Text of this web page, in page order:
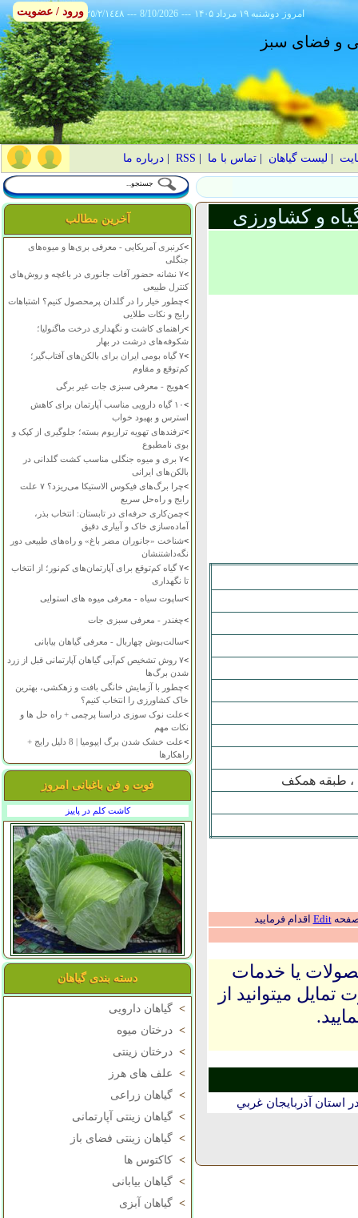
٢٥/٢/١٤٤٨ --- 8/10/2026 --- ۱۴۰۵ دوشنبه ۱۹ مرداد امروز
و فضای سبز
لیست گیاهان |تماس با ما RSS
|درباره ما
آخرین مطالب
>کرنبری آمریکایی - معرفی بری‌ها و میوه‌های
جنگلی
>
۷ نشانه حضور آفات جانوری در باغچه و روش‌های
کنترل طبیعی
>چطور خیار را در گلدان پرمحصول کنیم؟ اشتباهات
رایج و نکات طلایی
>راهنمای کاشت و نگهداری درخت ماگنولیا؛
شکوفه‌های درشت در بهار
>
۷ گیاه بومی ایران برای بالکن‌های آفتاب‌گیر؛
کم‌توقع و مقاوم
>هویج - معرفی سبزی جات غیر برگی
>
۱۰ گیاه دارویی مناسب آپارتمان برای کاهش
استرس و بهبود خواب
>ترفندهای تهویه تراریوم بسته؛ جلوگیری از کپک و
بوی نامطبوع
>
۷ بری و میوه جنگلی مناسب کشت گلدانی در
بالکن‌های ایرانی
>
چرا برگ‌های فیکوس الاستیکا می‌ریزد؟ ۷ علت
رایج و راه‌حل سریع
>چمن‌کاری حرفه‌ای در تابستان: انتخاب بذر،
آماده‌سازی خاک و آبیاری دقیق
>شناخت «جانوران مضر باغ» و راه‌های طبیعی دور
نگه‌داشتنشان
>
۷ گیاه کم‌توقع برای آپارتمان‌های کم‌نور؛ از انتخاب
تا نگهداری
>ساپوت سیاه - معرفی میوه های استوایی
>چغندر - معرفی سبزی جات
>سالت‌بوش چهاربال - معرفی گیاهان بیابانی
>
۷ روش تشخیص کم‌آبی گیاهان آپارتمانی قبل از زرد
شدن برگ‌ها
>چطور با آزمایش خانگی بافت و زهکشی، بهترین
خاک کشاورزی را انتخاب کنیم؟
>علت نوک سوزی دراسنا پرچمی + راه حل ها و
نکات مهم
>
علت خشک شدن برگ ایپومیا | 8 دلیل رایج +
راهکارها
فوت و فن باغبانی امروز
کاشت کلم در پاییز
دسته بندی گیاهان
> گیاهان دارویی
> درختان میوه
> درختان زینتی
> علف های هرز
> گیاهان زراعی
> گیاهان زینتی آپارتمانی
> گیاهان زینتی فضای باز
> کاکتوس ها
> گیاهان بیابانی
> گیاهان آبزی
و کشاورزی
، طبقه همکف
صفحهEdit اقدام فرمایید
یا خدمات
میتوانید از
استان آذربايجان غربي
ورود / عضویت